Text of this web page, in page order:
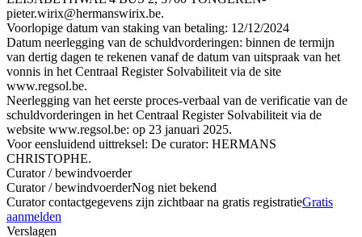
pieter.wirix@hermanswirix.be.
Voorlopige datum van staking van betaling: 12/12/2024
Datum neerlegging van de schuldvorderingen: binnen de termijn
van dertig dagen te rekenen vanaf de datum van uitspraak van het
vonnis in het Centraal Register Solvabiliteit via de site
www.regsol.be.
Neerlegging van het eerste proces-verbaal van de verificatie van de
schuldvorderingen in het Centraal Register Solvabiliteit via de
website www.regsol.be: op 23 januari 2025.
Voor eensluidend uittreksel: De curator: HERMANS
CHRISTOPHE.
Curator / bewindvoerder
Curator / bewindvoerderNog niet bekend
Curator contactgegevens zijn zichtbaar na gratis registratieGratis
aanmelden
Verslagen